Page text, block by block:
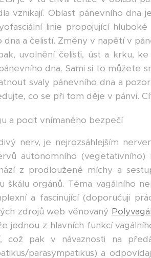
vznikají. Oblast pánevního dna
linie propojující
dna a čelistí. Změny v napětí v
uvolnění čelisti, úst a krku,
dna. Sami si to můžete
svaly pánevního dna a
co se při tom děje v pánvi.
a pocit vnímaného bezpečí
nerv, je nejrozsáhlejším
autonomního
z prodloužené míchy a
škálu orgánů. Téma vagálního
a fascinující (doporučuji
zdrojů web věnovaný
jednou z hlavních funkcí
což pak v návaznosti na
parasympatikus) a